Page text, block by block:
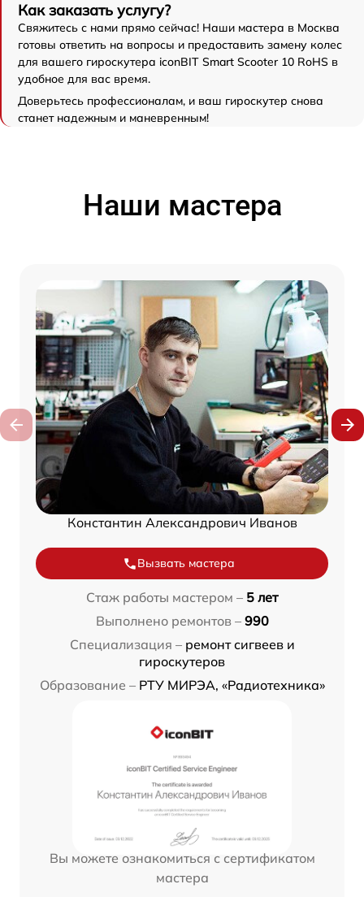
Как заказать услугу?
Свяжитесь с нами прямо сейчас! Наши мастера в Москва
готовы ответить на вопросы и предоставить замену колес
для вашего гироскутера iconBIT Smart Scooter 10 RoHS в
удобное для вас время.
Доверьтесь профессионалам, и ваш гироскутер снова
станет надежным и маневренным!
Наши мастера
Константин Александрович Иванов
Вызвать мастера
Стаж работы мастером – 5 лет
Выполнено ремонтов – 990
Специализация – ремонт сигвеев и
гироскутеров
Образование – РТУ МИРЭА, «Радиотехника»
Вы можете ознакомиться с сертификатом
мастера